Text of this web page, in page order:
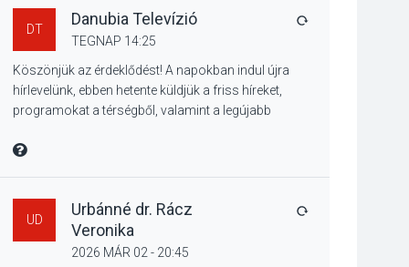
Színek, közösség és
hagyomány – kiállítás
Irány Surány Fesztivált
koncert lesz a
pilismaróti Duna-
parton
DT
Danubia Televízió
TEGNAP 14:25
Köszönjük az érdeklődést! A napokban indul újra
hírlevelünk, ebben hetente küldjük a friss híreket,
programokat a térségből, valamint a legújabb
Üdvözlettel: a Danubia Televízió csapata
MIRE MONDTA
UD
Urbánné dr. Rácz
Veronika
2026 MÁR 02 - 20:45